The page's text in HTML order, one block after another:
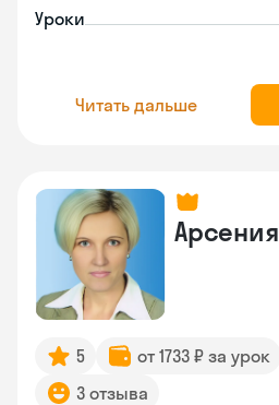
Уроки
Читать дальше
Арсения
5 от 1733 ₽ за урок
3 отзыва